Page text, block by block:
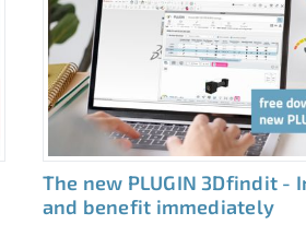
The new PLUGIN 3Dfindit -
and benefit immediately